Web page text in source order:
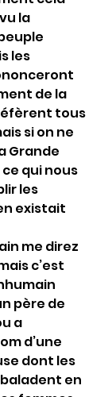
la
les
de la
tous
si on ne
Grande
qui nous
les
existait
me direz
c’est
père de
a
d’une
dont les
en